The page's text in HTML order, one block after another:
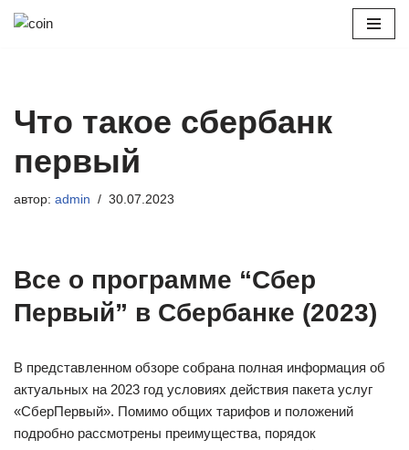
Что такое сбербанк
первый
автор: admin 30.07.2023
Все о программе “Сбер
Первый” в Сбербанке (2023)
В представленном обзоре собрана полная информация об
актуальных на 2023 год условиях действия пакета услуг
«СберПервый». Помимо общих тарифов и положений
подробно рассмотрены преимущества, порядок